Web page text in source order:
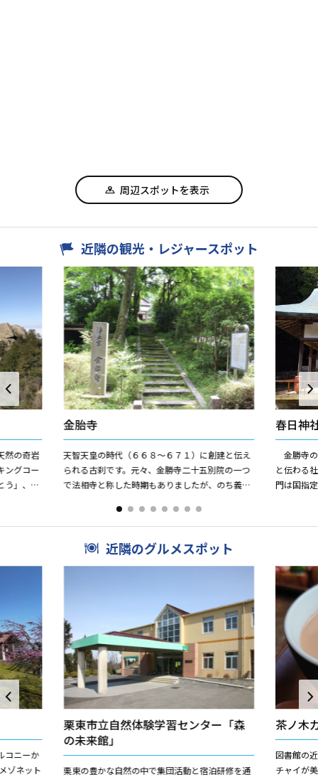
周辺スポットを表示
近隣の観光・レジャースポット
然の奇岩
ングコー
う」、ヨ
金胎寺
天智天皇の時代（６６８〜６７１）に創建と伝え
られる古刹です。元々、金勝寺二十五別院の一つ
で法相寺と称した時期もありましたが、のち義淵
８）に蓮秀が中興したと言わ...
春日神
金勝寺
と伝わる
門は国指
近隣のグルメスポット
コニーか
栗東市立自然体験学習センター「森
の未来館」
栗東の豊かな自然の中で集団活動と宿泊研修を通
茶ノ木
図書館の
チャイが